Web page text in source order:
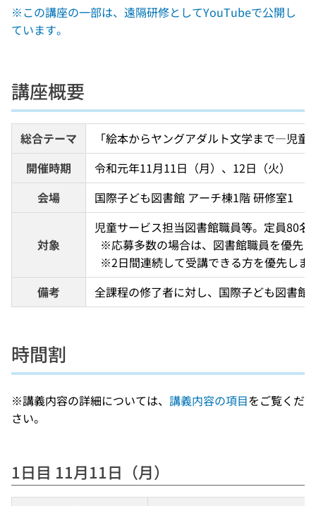
※この講座の一部は、遠隔研修としてYouTubeで公開し
ています。
講座概要
総合テーマ
「絵本からヤングアダルト文学まで―児童
開催時期
令和元年11月11日（月）、12日（火）
会場
国際子ども図書館 アーチ棟1階 研修室1
対象
児童サービス担当図書館職員等。定員80
※応募多数の場合は、図書館職員を優先
※2日間連続して受講できる方を優先しま
備考
全課程の修了者に対し、国際子ども図書館
時間割
※講義内容の詳細については、 講義内容の項目をご覧くだ
さい。
1日目 11月11日（月）